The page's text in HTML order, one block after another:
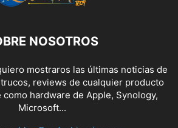
NOSOTROS
mostraros las últimas noticias de
reviews de cualquier producto
hardware de Apple, Synology,
Microsoft...